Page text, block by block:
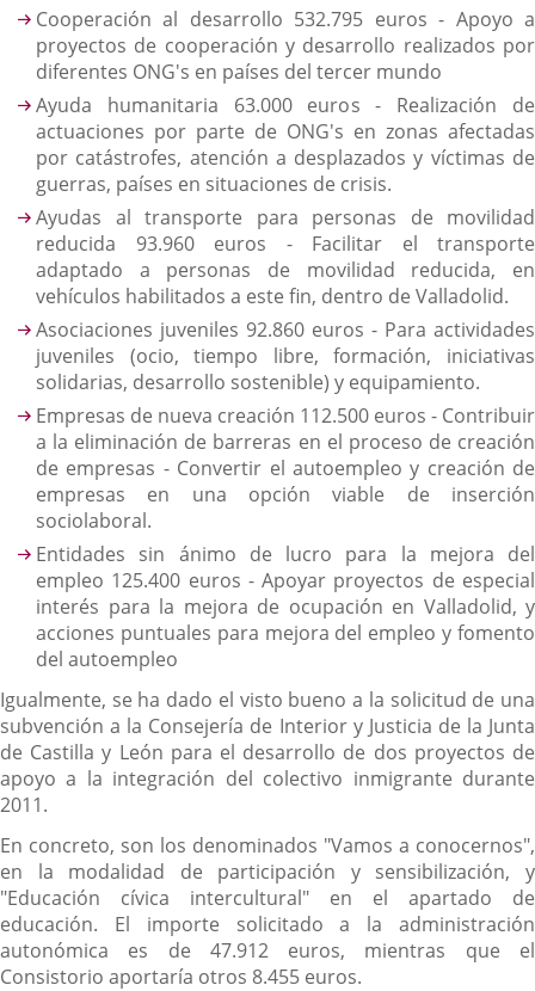
Cooperación al desarrollo 532.795 euros - Apoyo a
proyectos de cooperación y desarrollo realizados por
diferentes ONG's en países del tercer mundo
Ayuda humanitaria 63.000 euros - Realización de
actuaciones por parte de ONG's en zonas afectadas
por catástrofes, atención a desplazados y víctimas de
guerras, países en situaciones de crisis.
Ayudas al transporte para personas de movilidad
reducida 93.960 euros - Facilitar el transporte
adaptado a personas de movilidad reducida, en
vehículos habilitados a este fin, dentro de Valladolid.
Asociaciones juveniles 92.860 euros - Para actividades
juveniles (ocio, tiempo libre, formación, iniciativas
solidarias, desarrollo sostenible) y equipamiento.
Empresas de nueva creación 112.500 euros - Contribuir
a la eliminación de barreras en el proceso de creación
de empresas - Convertir el autoempleo y creación de
empresas en una opción viable de inserción
sociolaboral.
Entidades sin ánimo de lucro para la mejora del
empleo 125.400 euros - Apoyar proyectos de especial
interés para la mejora de ocupación en Valladolid, y
acciones puntuales para mejora del empleo y fomento
del autoempleo
Igualmente, se ha dado el visto bueno a la solicitud de una
subvención a la Consejería de Interior y Justicia de la Junta
de Castilla y León para el desarrollo de dos proyectos de
apoyo a la integración del colectivo inmigrante durante
2011.
En concreto, son los denominados "Vamos a conocernos",
en la modalidad de participación y sensibilización, y
"Educación cívica intercultural" en el apartado de
educación. El importe solicitado a la administración
autonómica es de 47.912 euros, mientras que el
Consistorio aportaría otros 8.455 euros.